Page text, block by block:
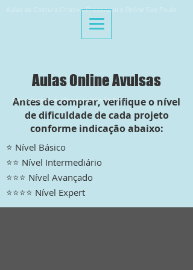
Aulas de Costura Criativa Presencial e Online São Paulo
Aulas Online Avulsas
Antes de comprar, verifique o nível
de dificuldade de cada projeto
conforme indicação abaixo:
⭐ Nível Básico
⭐⭐ Nível Intermediário
⭐⭐⭐ Nível Avançado
⭐⭐⭐⭐ Nível Expert
Aulas de Costura Criativa Presencial e Online São Paulo